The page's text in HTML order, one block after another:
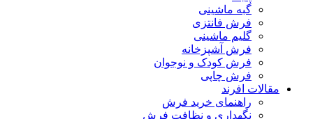
گبه ماشینی
فرش فانتزی
گلیم ماشینی
فرش آشپزخانه
فرش کودک و نوجوان
فرش چاپی
مقالات افرند
راهنمای خرید فرش
نگهداری و نظافت فرش